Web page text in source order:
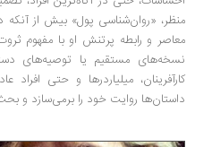
«روان‌شناسی پول» بیش از آنکه درباره
و رابطه پرتنش او با مفهوم ثروت و
مستقیم یا توصیه‌های دستوری،
میلیاردرها و حتی افراد عادی
روایت خود را برمی‌سازد و بحث را